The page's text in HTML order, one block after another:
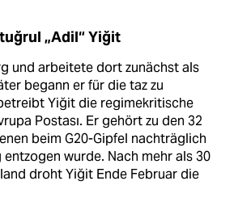
„Adil“ Yiğit
und arbeitete dort zunächst als
begann er für die taz zu
Yiğit die regimekritische
Postası. Er gehört zu den 32
beim G20-Gipfel nachträglich
wurde. Nach mehr als 30
droht Yiğit Ende Februar die